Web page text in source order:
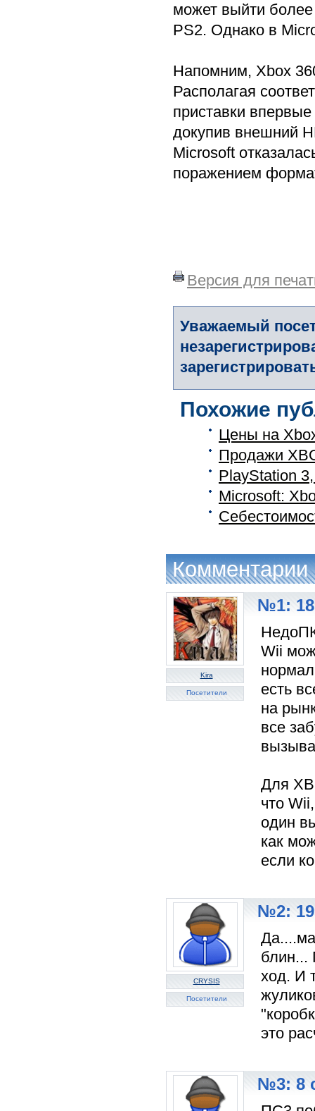
может выйти более
PS2. Однако в
Напомним, Xbox
Располагая
приставки
докупив внешний
Microsoft
поражением
Версия для
Уважаемый
Похожие
Цены на
Продажи
PlayStation
Microsoft:
Комментарии
Kira
Посетители
№1: 18
Wii
есть
на
все
Для
что
один
как
если
CRYSIS
Посетители
№2: 19
блин...
ход. И
это
№3: 8